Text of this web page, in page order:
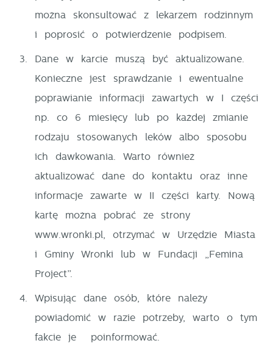
można skonsultować z lekarzem rodzinnym
i poprosić o potwierdzenie podpisem.
Dane w karcie muszą być aktualizowane.
Konieczne jest sprawdzanie i ewentualne
poprawianie informacji zawartych w I części
np. co 6 miesięcy lub po każdej zmianie
rodzaju stosowanych leków albo sposobu
ich dawkowania. Warto również
aktualizować dane do kontaktu oraz inne
informacje zawarte w II części karty. Nową
kartę można pobrać ze strony
www.wronki.pl, otrzymać w Urzędzie Miasta
i Gminy Wronki lub w Fundacji „Femina
Project”.
Wpisując dane osób, które należy
powiadomić w razie potrzeby, warto o tym
fakcie je poinformować.